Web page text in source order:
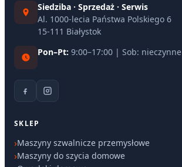
Siedziba · Sprzedaż · Serwis
Al. 1000-lecia Państwa Polskiego 6
15-111 Białystok
Pon–Pt: 9:00–17:00 | Sob: nieczynne
SKLEP
Maszyny szwalnicze przemysłowe
Maszyny do szycia domowe